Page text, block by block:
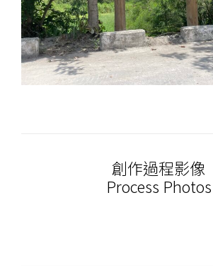
創作過程影像
Process Photos